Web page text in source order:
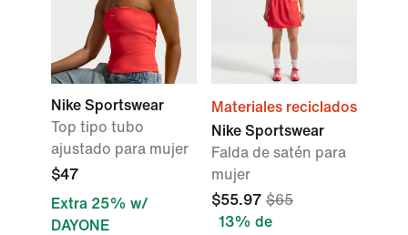
Nike Sportswear
Top tipo tubo
ajustado para mujer
$47
Extra 25% w/
DAYONE
Materiales reciclados
Nike Sportswear
Falda de satén para
mujer
$55.97 $65
13% de